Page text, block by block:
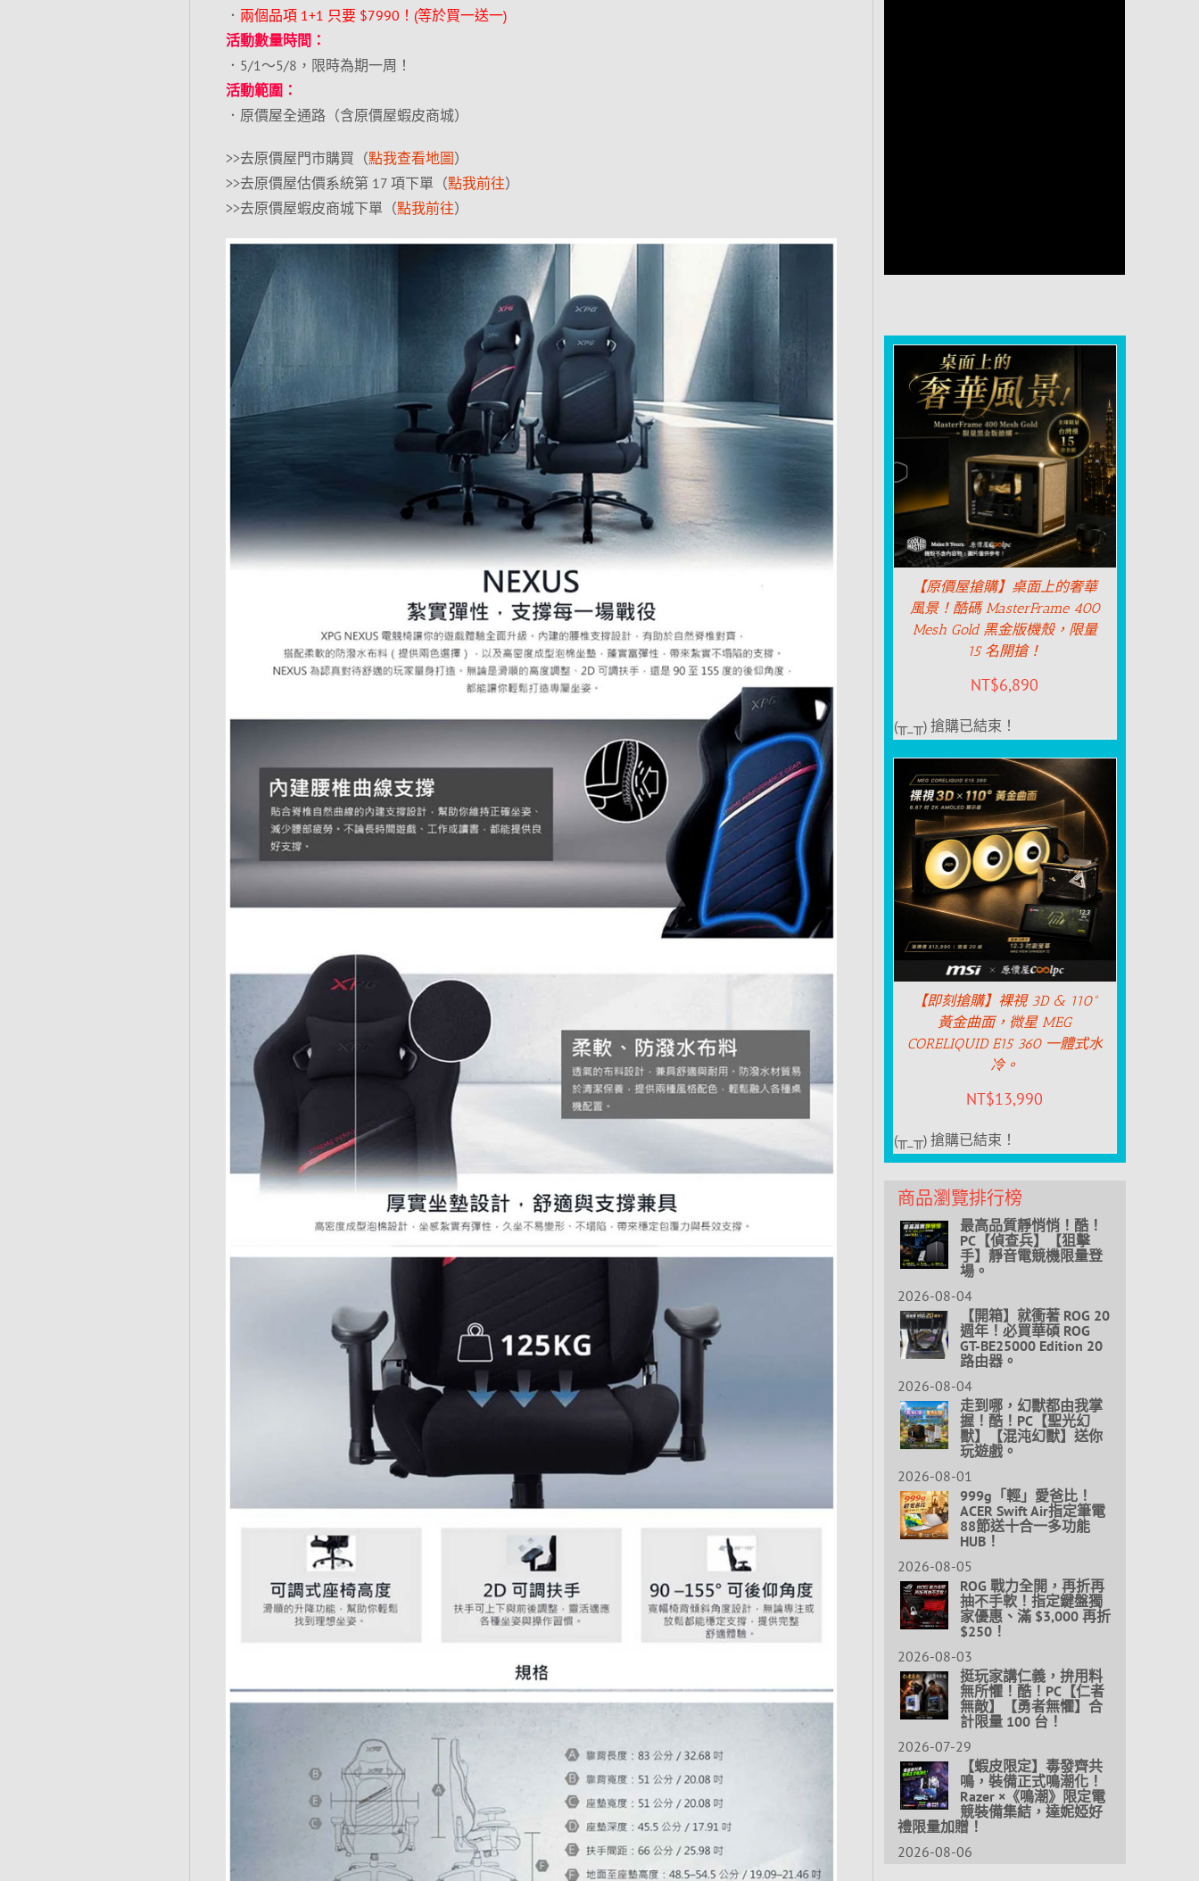
． 兩個品項 1+1 只要 $7990！(等於買一送一)
活動數量時間：
．5/1～5/8，限時為期一周！
活動範圍：
．原價屋全通路（含原價屋蝦皮商城）
>>去原價屋門市購買（點我查看地圖）
>>去原價屋估價系統第 17 項下單（點我前往）
>>去原價屋蝦皮商城下單（點我前往）
【原價屋搶購】桌面上的奢華
風景！酷碼 MasterFrame 400
Mesh Gold 黑金版機殼，限量
15 名開搶！
NT$6,890
(╥_╥) 搶購已結束！
【即刻搶購】裸視 3D & 110°
黃金曲面，微星 MEG
CORELIQUID E15 360 一體式水
冷。
NT$13,990
(╥_╥) 搶購已結束！
商品瀏覽排行榜
最高品質靜悄悄！酷！
PC【偵查兵】【狙擊
手】靜音電競機限量登
場。
2026-08-04
【開箱】就衝著 ROG 20
週年！必買華碩 ROG
GT-BE25000 Edition 20
路由器。
2026-08-04
走到哪，幻獸都由我掌
握！酷！PC【聖光幻
獸】【混沌幻獸】送你
玩遊戲。
2026-08-01
999g「輕」愛爸比！
ACER Swift Air指定筆電
88節送十合一多功能
HUB！
2026-08-05
ROG 戰力全開，再折再
抽不手軟！指定鍵盤獨
家優惠、滿 $3,000 再折
$250！
2026-08-03
挺玩家講仁義，拚用料
無所懼！酷！PC【仁者
無敵】【勇者無懼】合
計限量 100 台！
2026-07-29
【蝦皮限定】毒發齊共
鳴，裝備正式鳴潮化！
Razer ×《鳴潮》限定電
競裝備集結，達妮婭好
禮限量加贈！
2026-08-06